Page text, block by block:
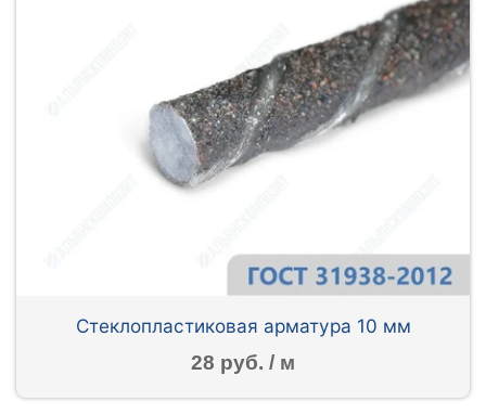
Стеклопластиковая арматура 10 мм
28 руб. / м